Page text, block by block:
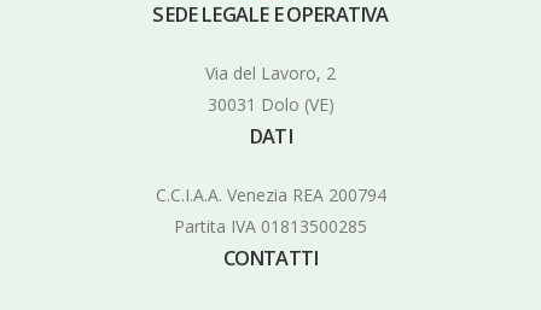
SEDE LEGALE E OPERATIVA
Via del Lavoro, 2
30031 Dolo (VE)
DATI
C.C.I.A.A. Venezia REA 200794
Partita IVA 01813500285
CONTATTI